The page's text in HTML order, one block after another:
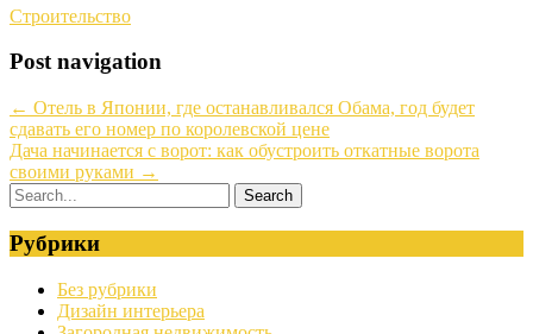
Строительство
Post navigation
← Отель в Японии, где останавливался Обама, год будет
сдавать его номер по королевской цене
Дача начинается с ворот: как обустроить откатные ворота
своими руками →
Рубрики
Без рубрики
Дизайн интерьера